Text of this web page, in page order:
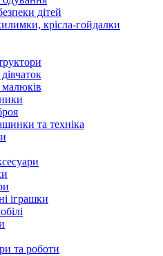
дітей
крісла-гойдалки
та техніка
іграшки
та роботи